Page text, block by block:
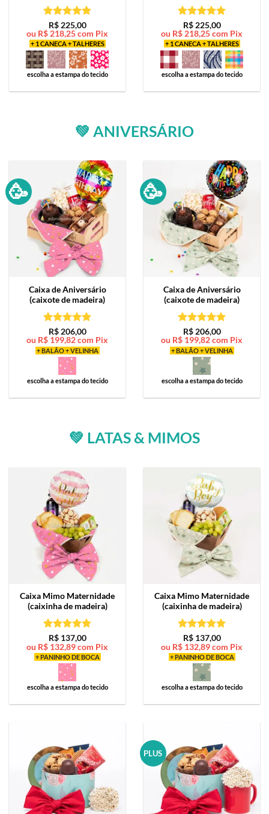
Avaliação5
de 5
R$225,00
ou R$ 218,25com Pix
+ 1 CANECA + TALHERES
escolha a estampa do tecido
Avaliação5
de 5
R$225,00
ou R$ 218,25com Pix
+ 1 CANECA + TALHERES
escolha a estampa do tecido
💚 ANIVERSÁRIO
🥳
Caixa deAniversário
(caixote de madeira)
Avaliação5
de 5
R$206,00
ou R$ 199,82com Pix
+ BALÃO + VELINHA
escolha a estampa do tecido
🥳
Caixa deAniversário
(caixote de madeira)
Avaliação5
de 5
R$206,00
ou R$ 199,82com Pix
+ BALÃO + VELINHA
escolha a estampa do tecido
💚 LATAS & MIMOS
Caixa Mimo Maternidade
(caixinha de madeira)
Avaliação5
de 5
R$137,00
ou R$ 132,89com Pix
+ PANINHO DE BOCA
escolha a estampa do tecido
Caixa Mimo Maternidade
(caixinha de madeira)
Avaliação5
de 5
R$137,00
ou R$ 132,89com Pix
+ PANINHO DE BOCA
escolha a estampa do tecido
PLUS